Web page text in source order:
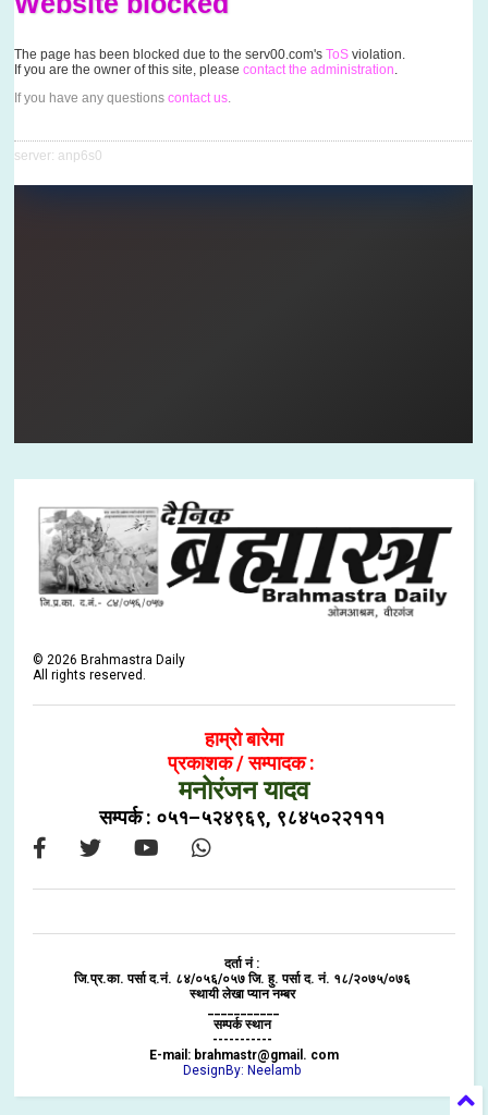
©2026 Brahmastra Daily
All rights reserved.
हाम्रो बारेमा
प्रकाशक / सम्पादक :
मनोरंजन यादव
सम्पर्क : ०५१–५२४९६९, ९८४५०२२१११
दर्ता नं :
जि.प्र.का. पर्सा द.नं. ८४/०५६/०५७ जि. हु. पर्सा द. नं. १८/२०७५/०७६
स्थायी लेखा प्यान नम्बर
___________
सम्पर्क स्थान
-----------
E-mail: brahmastr@gmail. com
DesignBy: Neelamb